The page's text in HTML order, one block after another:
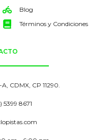
Blog
Términos y Condiciones
CDMX, CP 11290.
5399 8671